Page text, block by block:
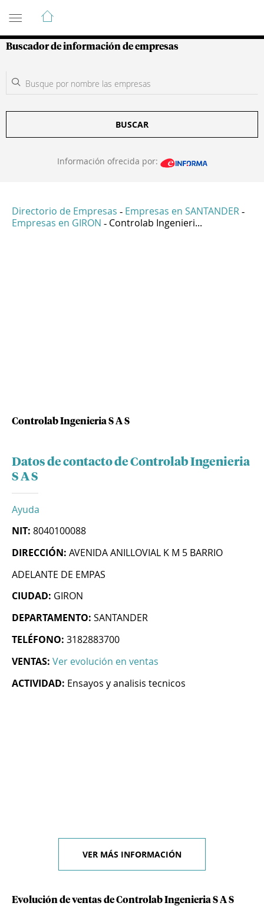
Guía de Empresas Colombianas
Buscador de información de empresas
BUSCAR
Información ofrecida por:
Directorio de Empresas - Empresas en SANTANDER -
Empresas en GIRON - Controlab Ingenieri...
Controlab Ingenieria S A S
Datos de contacto de Controlab Ingenieria
S A S
Ayuda
NIT: 8040100088
DIRECCIÓN: AVENIDA ANILLOVIAL K M 5 BARRIO
ADELANTE DE EMPAS
CIUDAD: GIRON
DEPARTAMENTO: SANTANDER
TELÉFONO: 3182883700
VENTAS: Ver evolución en ventas
ACTIVIDAD: Ensayos y analisis tecnicos
VER MÁS INFORMACIÓN
Evolución de ventas de Controlab Ingenieria S A S